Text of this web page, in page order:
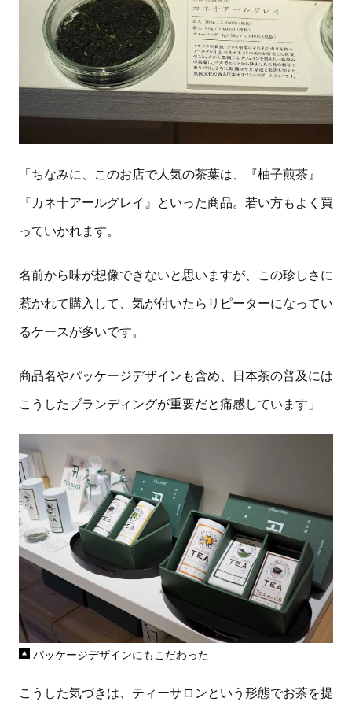
「ちなみに、このお店で人気の茶葉は、『柚子煎茶』
『カネ十アールグレイ』といった商品。若い方もよく買
っていかれます。
名前から味が想像できないと思いますが、この珍しさに
惹かれて購入して、気が付いたらリピーターになってい
るケースが多いです。
商品名やパッケージデザインも含め、日本茶の普及には
こうしたブランディングが重要だと痛感しています」
パッケージデザインにもこだわった
こうした気づきは、ティーサロンという形態でお茶を提